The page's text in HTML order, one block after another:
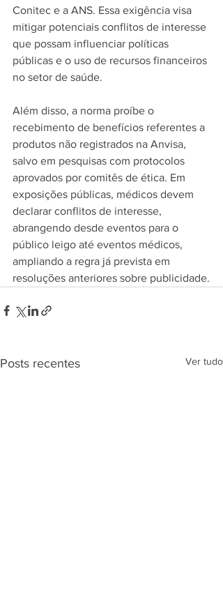
Conitec e a ANS. Essa exigência visa
mitigar potenciais conflitos de interesse
que possam influenciar políticas
públicas e o uso de recursos financeiros
no setor de saúde.
Além disso, a norma proíbe o
recebimento de benefícios referentes a
produtos não registrados na Anvisa,
salvo em pesquisas com protocolos
aprovados por comitês de ética. Em
exposições públicas, médicos devem
declarar conflitos de interesse,
abrangendo desde eventos para o
público leigo até eventos médicos,
ampliando a regra já prevista em
resoluções anteriores sobre publicidade.
Posts recentes Ver tudo